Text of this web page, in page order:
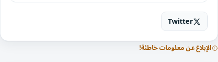
Twitter
الإبلاغ عن معلومات خاطئة!